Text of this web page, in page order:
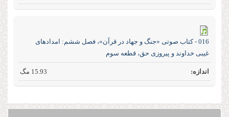
016 - کتاب صوتی «جنگ و جهاد در قرآن»، فصل ششم: امدادهای
غیبی خداوند و پیروزی حق، قطعه سوم
15.93 مگ